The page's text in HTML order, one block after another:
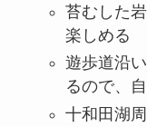
苔むした
楽しめる
遊歩道沿
るので、
十和田湖